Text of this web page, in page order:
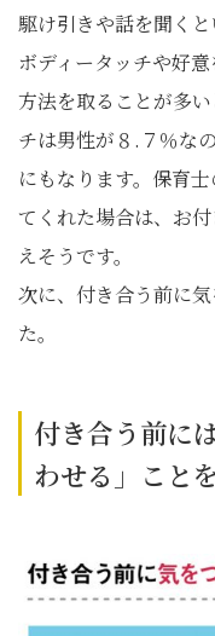
駆け引きや話を聞くと
ボディータッチや好
方法を取ることが多
チは男性が８.７％な
にもなります。保育
てくれた場合は、お
えそうです。
次に、付き合う前に
た。
付き合う前に
わせる」こと